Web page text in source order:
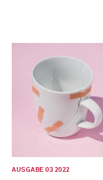
AUSGABE 03 2022